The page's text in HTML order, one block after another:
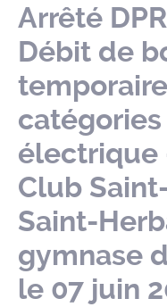
Arrêté
Débit de
électrique
Club
Saint-
gymnase
le 07 juin